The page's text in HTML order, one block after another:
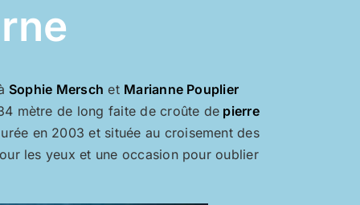
Sophie Mersch et Marianne Pouplier
mètre de long faite de croûte de pierre
en 2003 et située au croisement des
les yeux et une occasion pour oublier